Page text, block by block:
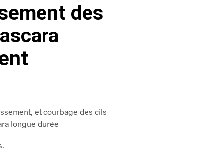
des
et courbage des cils
longue durée